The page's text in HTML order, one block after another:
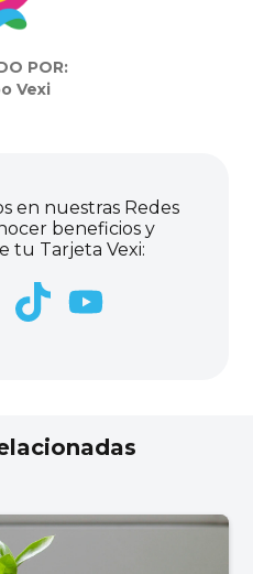
POR:
Vexi
en nuestras Redes
beneficios y
tu Tarjeta Vexi: